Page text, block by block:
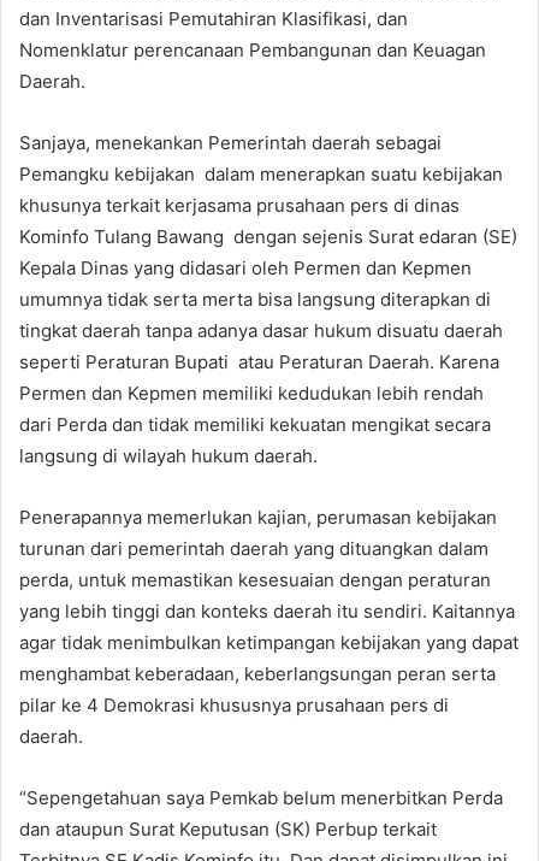
dan Inventarisasi Pemutahiran Klasifikasi, dan
Nomenklatur perencanaan Pembangunan dan Keuagan
Daerah.
Sanjaya, menekankan Pemerintah daerah sebagai
Pemangku kebijakan dalam menerapkan suatu kebijakan
khusunya terkait kerjasama prusahaan pers di dinas
Kominfo Tulang Bawang dengan sejenis Surat edaran (SE)
Kepala Dinas yang didasari oleh Permen dan Kepmen
umumnya tidak serta merta bisa langsung diterapkan di
tingkat daerah tanpa adanya dasar hukum disuatu daerah
seperti Peraturan Bupati atau Peraturan Daerah. Karena
Permen dan Kepmen memiliki kedudukan lebih rendah
dari Perda dan tidak memiliki kekuatan mengikat secara
langsung di wilayah hukum daerah.
Penerapannya memerlukan kajian, perumasan kebijakan
turunan dari pemerintah daerah yang dituangkan dalam
perda, untuk memastikan kesesuaian dengan peraturan
yang lebih tinggi dan konteks daerah itu sendiri. Kaitannya
agar tidak menimbulkan ketimpangan kebijakan yang dapat
menghambat keberadaan, keberlangsungan peran serta
pilar ke 4 Demokrasi khususnya prusahaan pers di
daerah.
“Sepengetahuan saya Pemkab belum menerbitkan Perda
dan ataupun Surat Keputusan (SK) Perbup terkait